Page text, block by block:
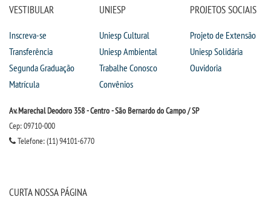
PPC
PORTARIAS
PORTAL DE PROFESSORES/ACADÊMICO
VESTIBULAR
Inscreva-se
Transferência
Segunda Graduação
Matrícula
UNIESP
Uniesp Cultural
Uniesp Ambiental
Trabalhe Conosco
Convênios
PROJETOS SOCIAIS
Projeto de Extensão
Uniesp Solidária
Ouvidoria
Av. Marechal Deodoro 358 - Centro - São Bernardo do Campo / SP
Cep: 09710-000
Telefone: (11) 94101-6770
CURTA NOSSA PÁGINA